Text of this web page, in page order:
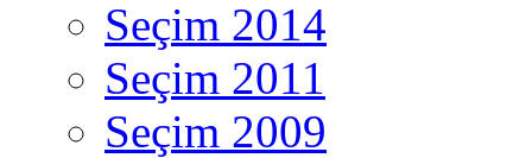
Seçim 2014
Seçim 2011
Seçim 2009